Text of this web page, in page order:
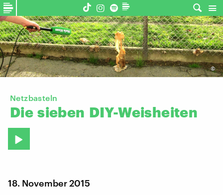
©
Netzbasteln
Die sieben DIY-Weisheiten
18. November 2015